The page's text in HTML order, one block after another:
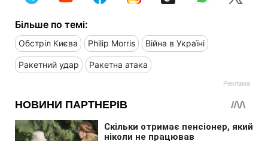
Більше по темі:
Обстріл Києва Philip Morris Війна в Україні
Ракетний удар Ракетна атака